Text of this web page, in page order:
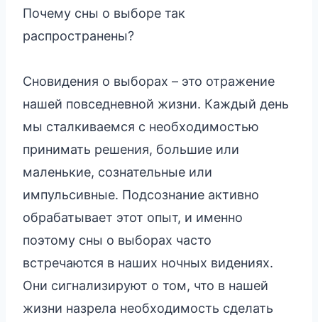
Почему сны о выборе так
распространены?
Сновидения о выборах – это отражение
нашей повседневной жизни. Каждый день
мы сталкиваемся с необходимостью
принимать решения, большие или
маленькие, сознательные или
импульсивные. Подсознание активно
обрабатывает этот опыт, и именно
поэтому сны о выборах часто
встречаются в наших ночных видениях.
Они сигнализируют о том, что в нашей
жизни назрела необходимость сделать